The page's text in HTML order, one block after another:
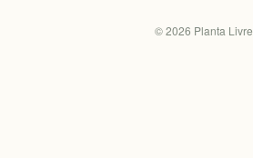
©2026 Planta Livre